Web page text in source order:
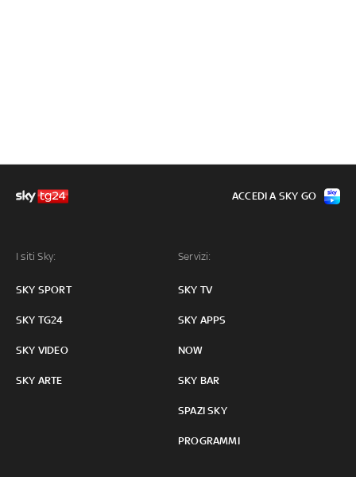
I siti Sky:
SKY SPORT
SKY TG24
SKY VIDEO
SKY ARTE
Servizi:
SKY TV
SKY APPS
NOW
SKY BAR
SPAZI SKY
PROGRAMMI
ACCEDI A SKY GO